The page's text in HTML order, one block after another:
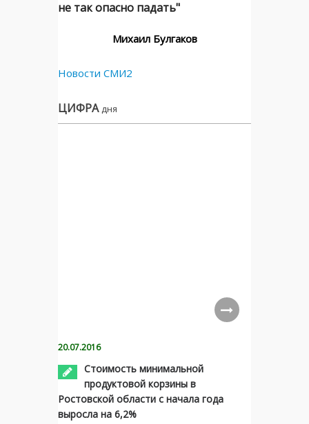
не так опасно падать"
Михаил Булгаков
Новости СМИ2
ЦИФРА дня
20.07.2016
Стоимость минимальной
продуктовой корзины в
Ростовской области с начала года
выросла на 6,2%